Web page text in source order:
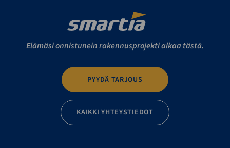
Elämäsi onnistunein rakennusprojekti alkaa tästä.
PYYDÄ TARJOUS
KAIKKI YHTEYSTIEDOT